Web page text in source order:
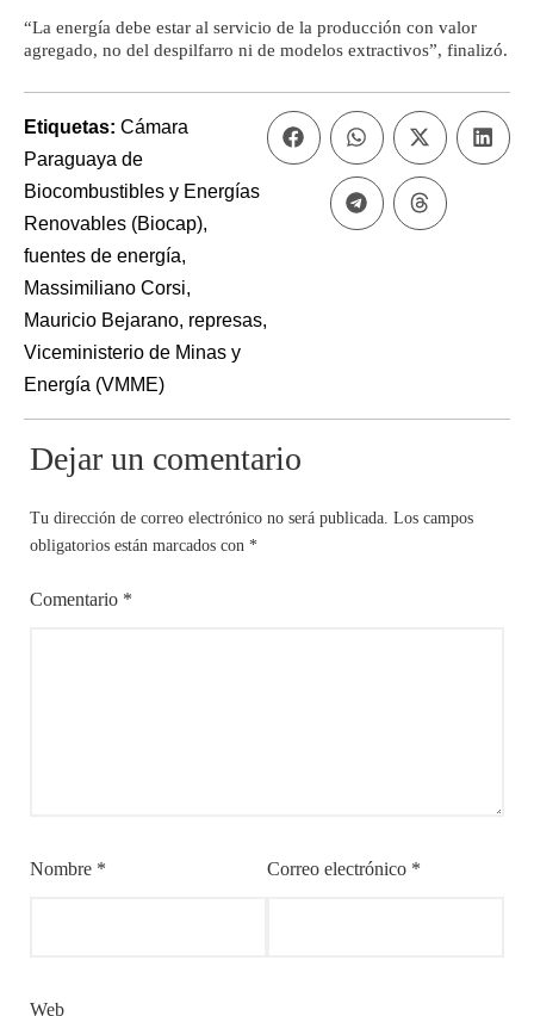
“La energía debe estar al servicio de la producción con valor
agregado, no del despilfarro ni de modelos extractivos”, finalizó.
Etiquetas: Cámara
Paraguaya de
Biocombustibles y Energías
Renovables (Biocap),
fuentes de energía,
Massimiliano Corsi,
Mauricio Bejarano, represas,
Viceministerio de Minas y
Energía (VMME)
Dejar un comentario
Tu dirección de correo electrónico no será publicada. Los campos
obligatorios están marcados con *
Comentario *
Nombre * Correo electrónico *
Web